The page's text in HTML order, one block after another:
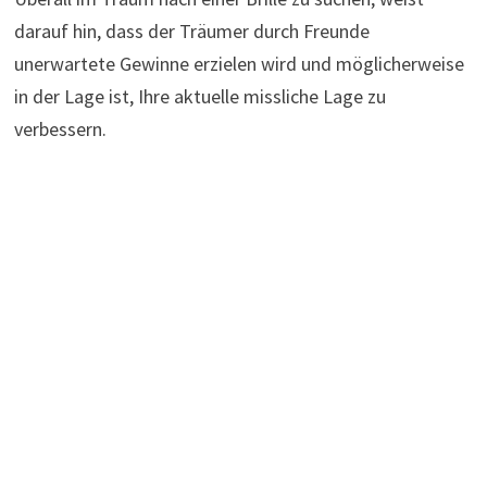
darauf hin, dass der Träumer durch Freunde
unerwartete Gewinne erzielen wird und möglicherweise
in der Lage ist, Ihre aktuelle missliche Lage zu
verbessern.